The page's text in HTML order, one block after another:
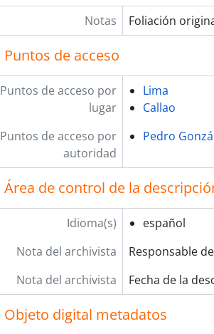
Notas Foliación
Puntos de acceso
Puntos de acceso por
lugar
Lima
Callao
Puntos de acceso por
autoridad
Pedro
Área de control de la
Idioma(s)
español
Nota del archivista
Responsable
Nota del archivista
Fecha de la
Objeto digital metadatos